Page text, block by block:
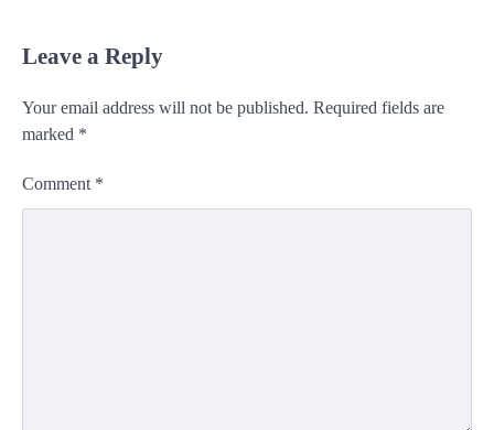
Leave a Reply
Your email address will not be published. Required fields are
marked *
Comment *